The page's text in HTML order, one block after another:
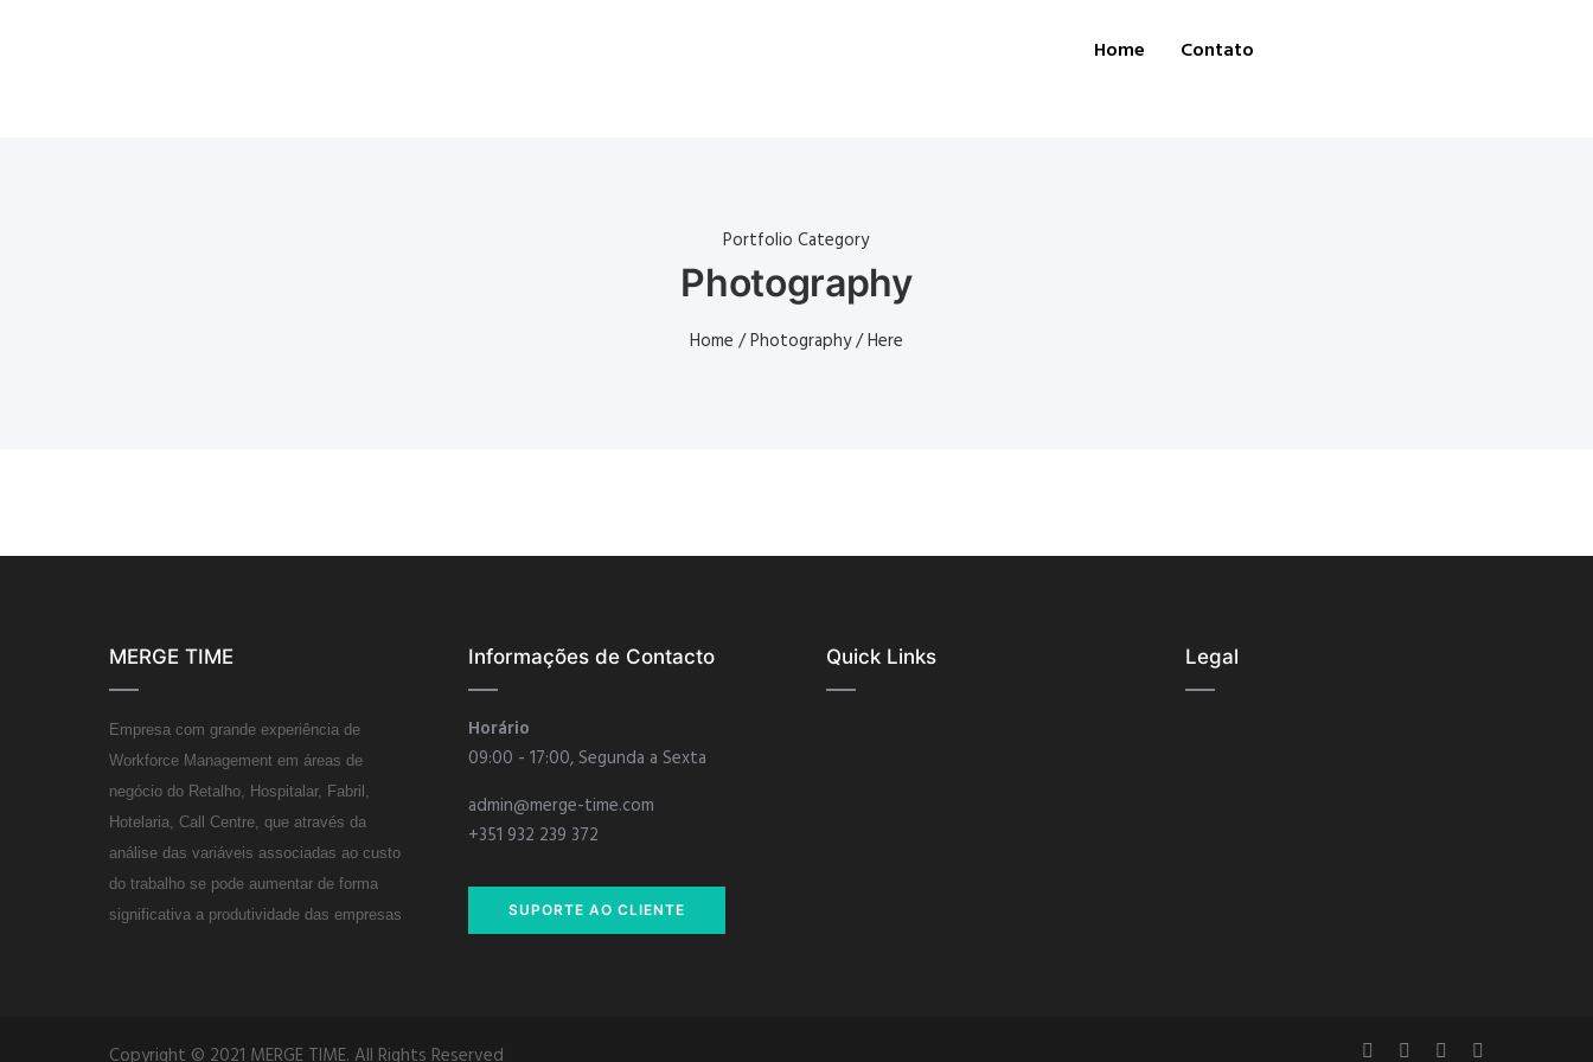
Home Contato
Portfolio Category
Photography
Home /Photography/ Here
MERGE TIME
Empresa com grande experiência de
Workforce Management em áreas de
negócio do Retalho, Hospitalar, Fabril,
Hotelaria, Call Centre, que através da
análise das variáveis associadas ao custo
do trabalho se pode aumentar de forma
significativa a produtividade das empresas
Informações de Contacto
Horário
09:00 - 17:00, Segunda a Sexta
admin@merge-time.com
+351 932 239 372
SUPORTE AO CLIENTE
Quick Links Legal
Copyright © 2021 MERGE TIME. All Rights Reserved